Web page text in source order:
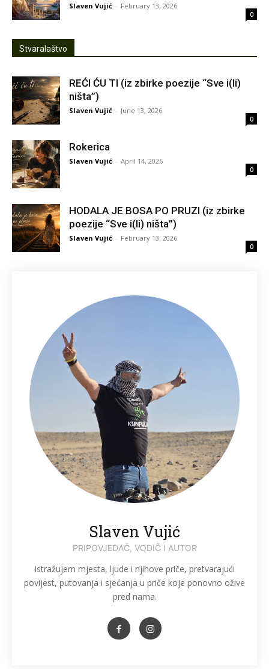
Slaven Vujić - February 13, 2026
0
Stvaralaštvo
REĆI ĆU TI (iz zbirke poezije “Sve i(li)
ništa”)
Slaven Vujić - June 13, 2026
0
Rokerica
Slaven Vujić - April 14, 2026
0
HODALA JE BOSA PO PRUZI (iz zbirke
poezije “Sve i(li) ništa”)
Slaven Vujić - February 13, 2026
0
Slaven Vujić
PRIPOVJEDAČ, VODIČ I AUTOR
Istražujem mjesta, ljude i njihove priče, pretvarajući
povijest, putovanja i sjećanja u priče koje ponovno ožive
pred nama.